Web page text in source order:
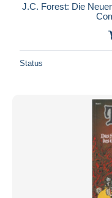
J.C. Forest: Die
Status